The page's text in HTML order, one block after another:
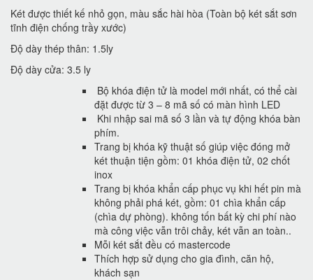
Két được thiết kế nhỏ gọn, màu sắc hài hòa (Toàn bộ két sắt sơn
tĩnh điện chống trầy xước)
Độ dày thép thân: 1.5ly
Độ dày cửa: 3.5 ly
Bộ khóa điện tử là model mới nhất, có thể cài
đặt được từ 3 – 8 mã số có màn hình LED
Khi nhập sai mã số 3 lần và tự động khóa bàn
phím.
Trang bị khóa kỹ thuật số giúp việc đóng mở
két thuận tiện gồm: 01 khóa điện tử, 02 chốt
inox
Trang bị khóa khẩn cấp phục vụ khi hết pin mà
không phải phá két, gồm: 01 chìa khẩn cấp
(chìa dự phòng). không tốn bất kỳ chi phí nào
mà công việc vẫn trôi chảy, két vẫn an toàn..
Mỗi két sắt đều có mastercode
Thích hợp sử dụng cho gia đình, căn hộ,
khách sạn